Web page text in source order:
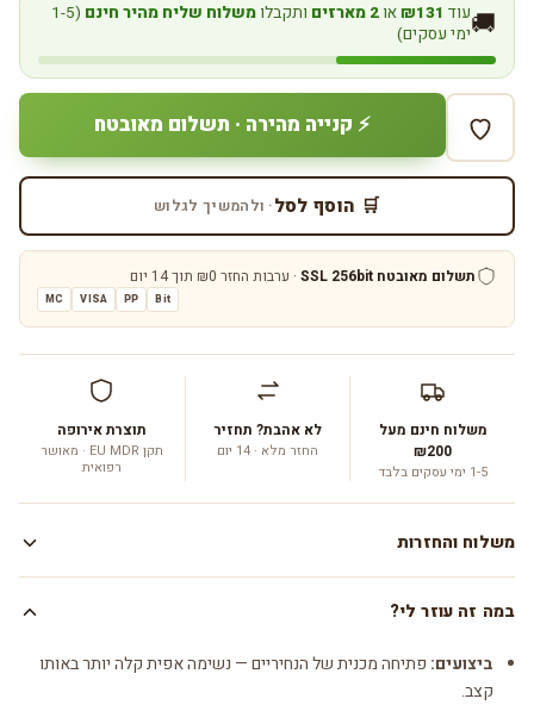
🚚עוד ₪131או 2 מארזים ותקבלו משלוח שליח מהיר חינם (1-5
ימי עסקים)
⚡ קנייה מהירה · תשלום מאובטח
🛒 הוסף לסל· ולהמשיך לגלוש
תשלום מאובטח SSL 256bit · ערבות החזר ₪0 תוך 14 יום
Bit
PP
VISA
MC
משלוח חינם מעל
₪200
1-5 ימי עסקים בלבד
לא אהבת? תחזיר
החזר מלא · 14 יום
תוצרת אירופה
תקן EU MDR · מאושר
רפואית
משלוח והחזרות
במה זה עוזר לי?
ביצועים: פתיחה מכנית של הנחיריים — נשימה אפית קלה יותר באותו
קצב.